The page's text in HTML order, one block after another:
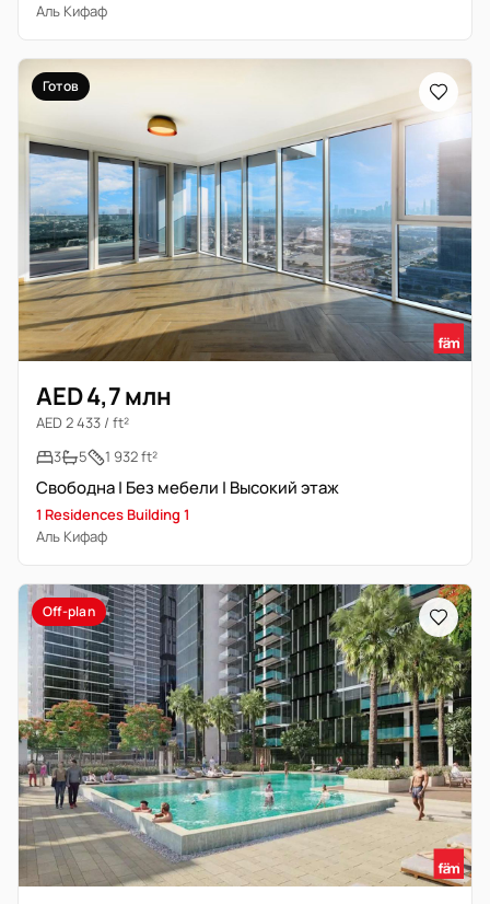
Аль Кифаф
Готов
AED 4,7 млн
AED 2 433 / ft²
3
5 1 932 ft²
Свободна | Без мебели | Высокий этаж
1 Residences Building 1
Аль Кифаф
Off-plan